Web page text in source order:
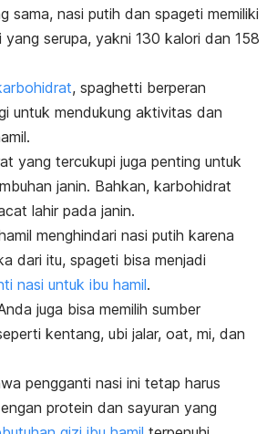
sama, nasi putih dan spageti memiliki
yang serupa, yakni 130 kalori dan 158
, spaghetti berperan
untuk mendukung aktivitas dan
yang tercukupi juga penting untuk
janin. Bahkan, karbohidrat
lahir pada janin.
menghindari nasi putih karena
dari itu, spageti bisa menjadi
nasi untuk ibu hamil.
juga bisa memilih sumber
kentang, ubi jalar, oat, mi, dan
pengganti nasi ini tetap harus
protein dan sayuran yang